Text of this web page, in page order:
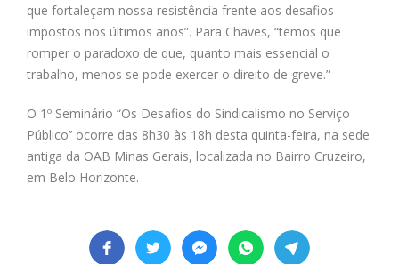
que fortaleçam nossa resistência frente aos desafios
impostos nos últimos anos”. Para Chaves, “temos que
romper o paradoxo de que, quanto mais essencial o
trabalho, menos se pode exercer o direito de greve.”
O 1º Seminário “Os Desafios do Sindicalismo no Serviço
Público’’ ocorre das 8h30 às 18h desta quinta-feira, na sede
antiga da OAB Minas Gerais, localizada no Bairro Cruzeiro,
em Belo Horizonte.